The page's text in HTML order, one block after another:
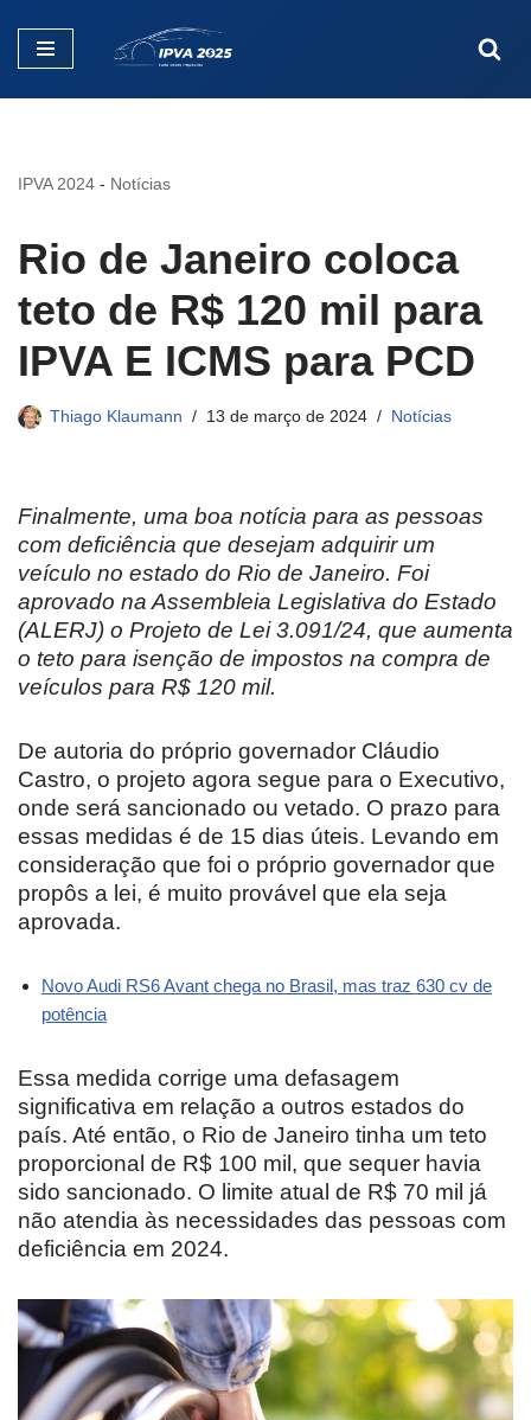
Pular
IPVA 2024 - Notícias
Rio de Janeiro coloca
teto de R$ 120 mil para
IPVA E ICMS para PCD
Thiago Klaumann 13 de março de 2024 Notícias
Finalmente, uma boa notícia para as pessoas
com deficiência que desejam adquirir um
veículo no estado do Rio de Janeiro. Foi
aprovado na Assembleia Legislativa do Estado
(ALERJ) o Projeto de Lei 3.091/24, que aumenta
o teto para isenção de impostos na compra de
veículos para R$ 120 mil.
De autoria do próprio governador Cláudio
Castro, o projeto agora segue para o Executivo,
onde será sancionado ou vetado. O prazo para
essas medidas é de 15 dias úteis. Levando em
consideração que foi o próprio governador que
propôs a lei, é muito provável que ela seja
aprovada.
Novo Audi RS6 Avant chega no Brasil, mas traz 630 cv de
potência
Essa medida corrige uma defasagem
significativa em relação a outros estados do
país. Até então, o Rio de Janeiro tinha um teto
proporcional de R$ 100 mil, que sequer havia
sido sancionado. O limite atual de R$ 70 mil já
não atendia às necessidades das pessoas com
deficiência em 2024.